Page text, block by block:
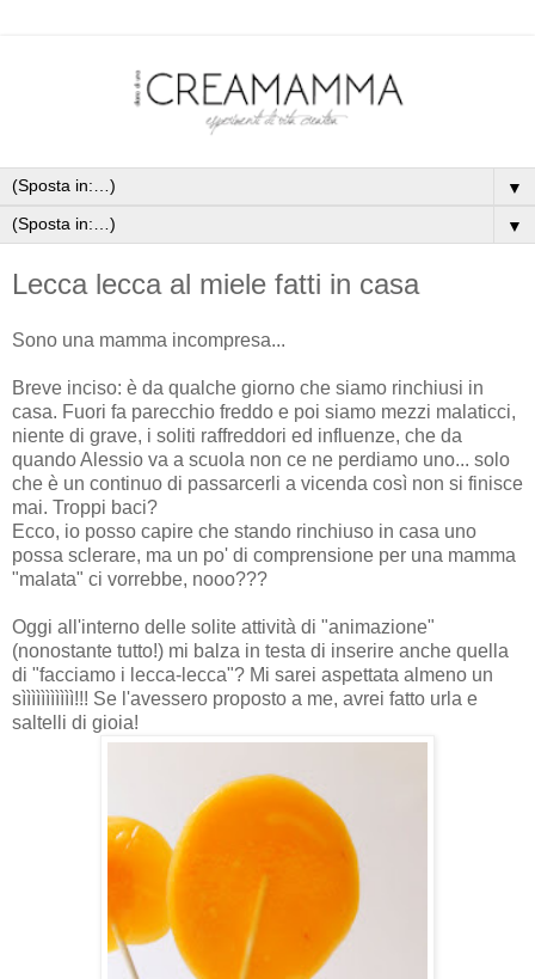
▼
▼
Lecca lecca al miele fatti in casa
Sono una mamma incompresa...
Breve inciso: è da qualche giorno che siamo rinchiusi in
casa. Fuori fa parecchio freddo e poi siamo mezzi malaticci,
niente di grave, i soliti raffreddori ed influenze, che da
quando Alessio va a scuola non ce ne perdiamo uno... solo
che è un continuo di passarcerli a vicenda così non si finisce
mai. Troppi baci?
Ecco, io posso capire che stando rinchiuso in casa uno
possa sclerare, ma un po' di comprensione per una mamma
"malata" ci vorrebbe, nooo???
Oggi all'interno delle solite attività di "animazione"
(nonostante tutto!) mi balza in testa di inserire anche quella
di "facciamo i lecca-lecca"? Mi sarei aspettata almeno un
sììììììììììì!!! Se l'avessero proposto a me, avrei fatto urla e
saltelli di gioia!